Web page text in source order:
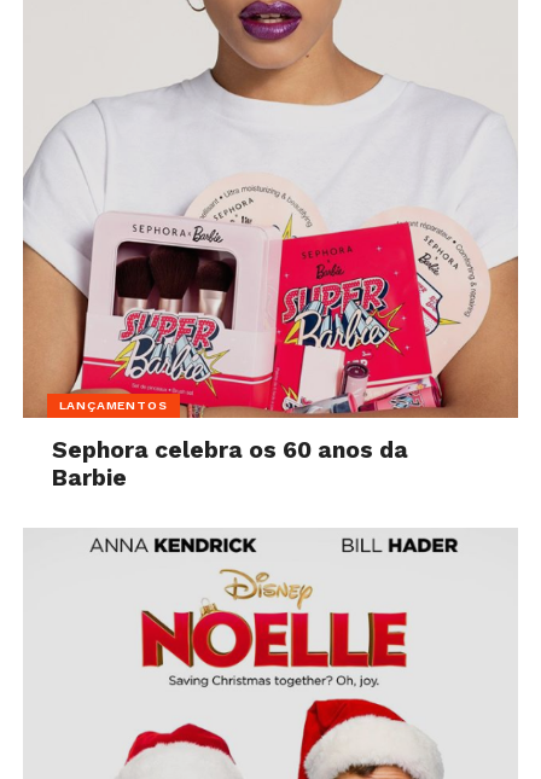
LANÇAMENTOS
Sephora celebra os 60 anos da
Barbie